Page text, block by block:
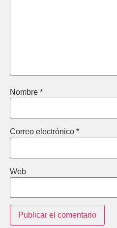
Nombre *
Correo electrónico *
Web